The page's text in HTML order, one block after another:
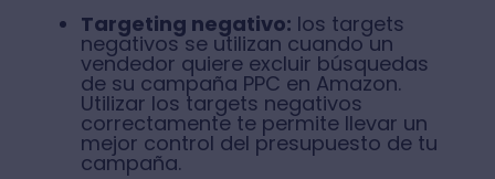
Targeting negativo: los targets
negativos se utilizan cuando un
vendedor quiere excluir búsquedas
de su campaña PPC en Amazon.
Utilizar los targets negativos
correctamente te permite llevar un
mejor control del presupuesto de tu
campaña.